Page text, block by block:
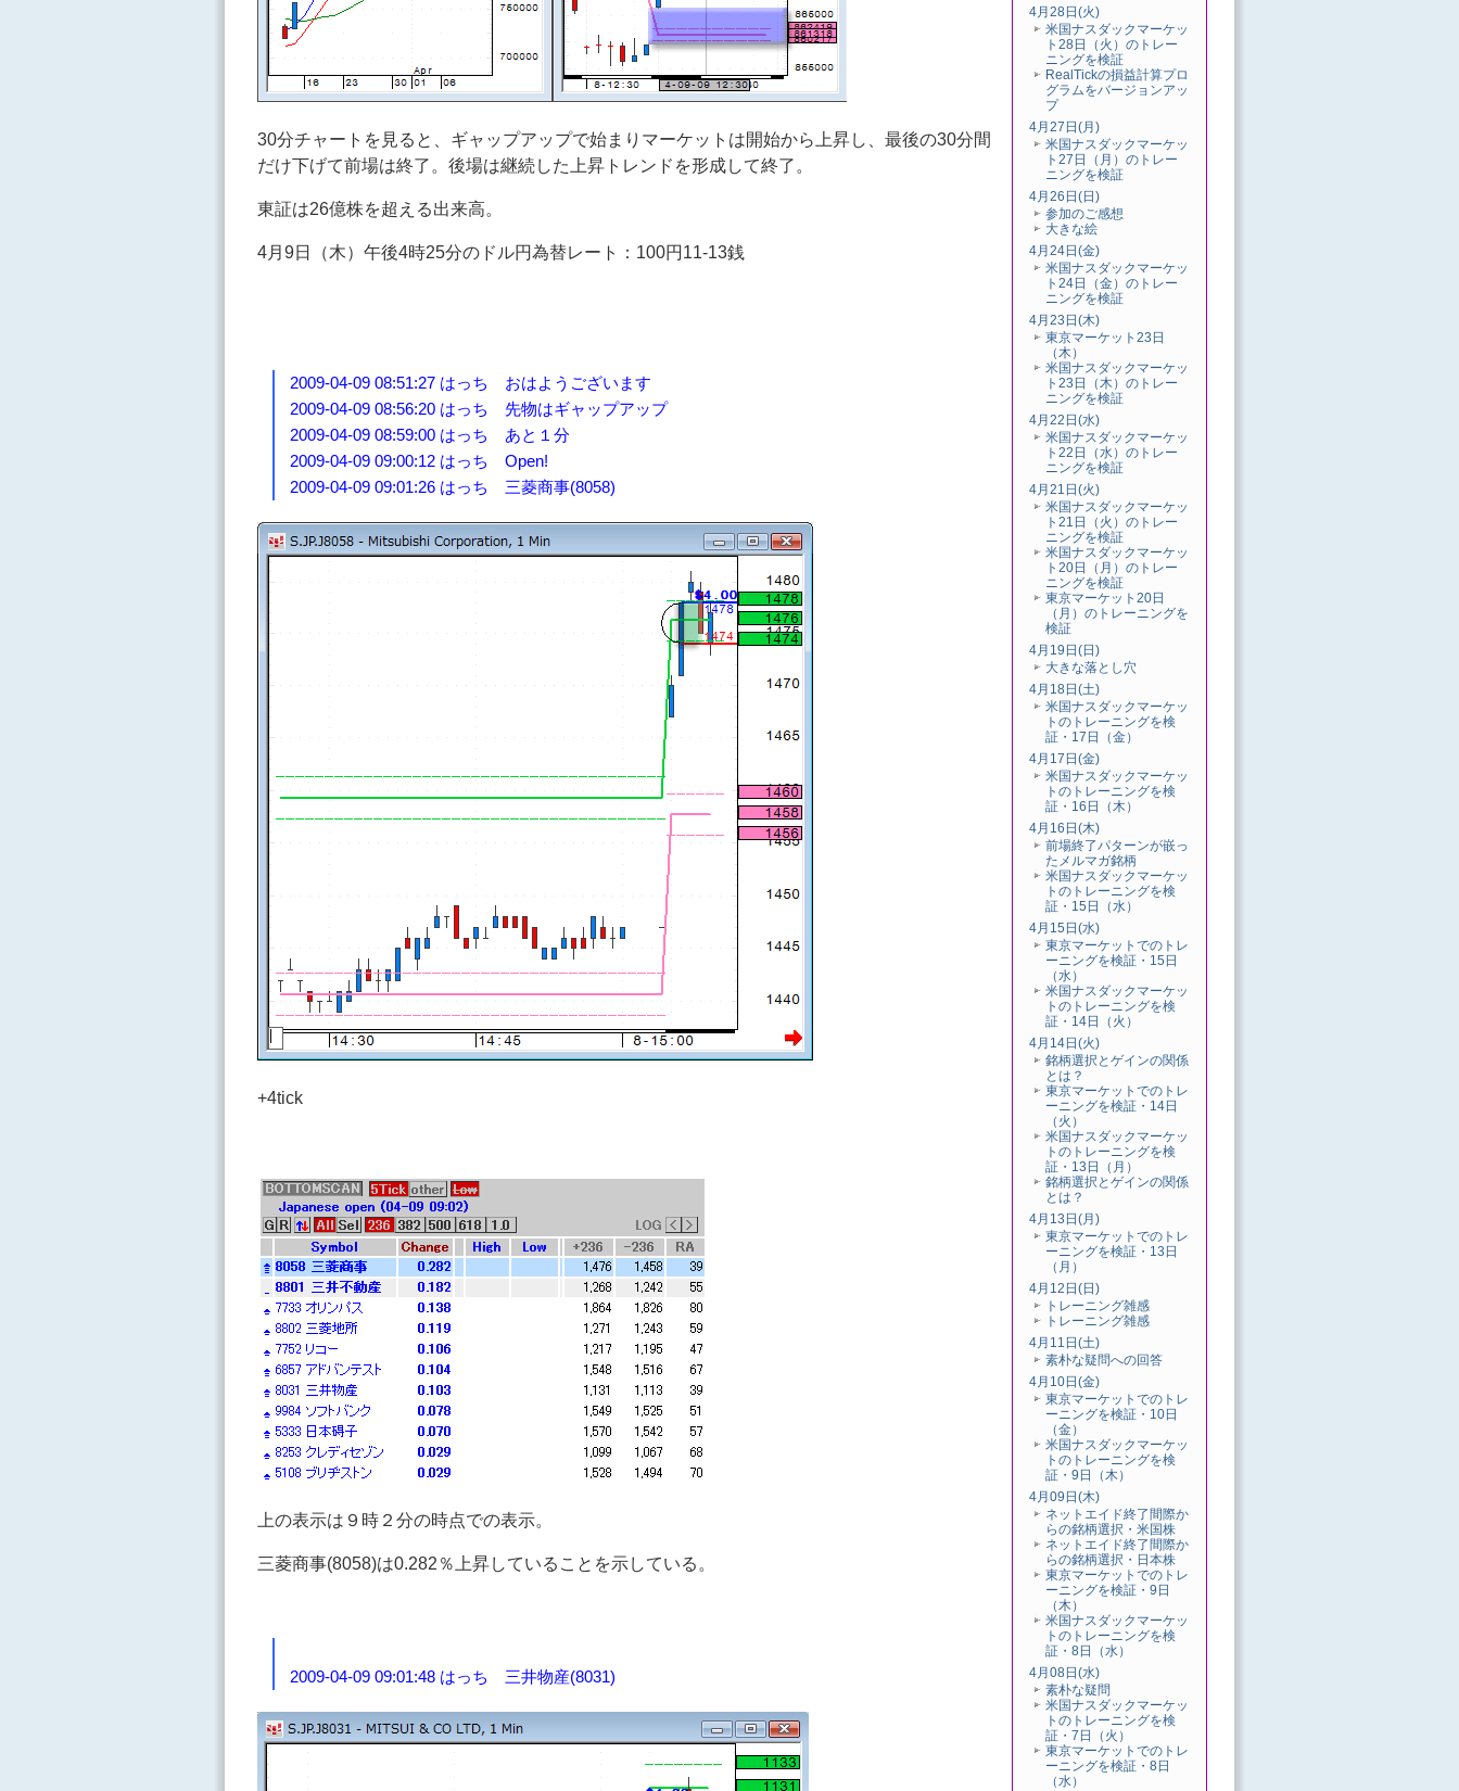
30分チャートを見ると、ギャップアップで始まりマーケットは開始から上昇し、最後の30分間
だけ下げて前場は終了。後場は継続した上昇トレンドを形成して終了。
東証は26億株を超える出来高。
4月9日（木）午後4時25分のドル円為替レート：100円11-13銭
2009-04-09 08:51:27 はっち おはようございます
2009-04-09 08:56:20 はっち 先物はギャップアップ
2009-04-09 08:59:00 はっち あと１分
2009-04-09 09:00:12 はっち Open!
2009-04-09 09:01:26 はっち 三菱商事(8058)
+4tick
上の表示は９時２分の時点での表示。
三菱商事(8058)は0.282％上昇していることを示している。
2009-04-09 09:01:48 はっち 三井物産(8031)
4月28日(火)
米国ナスダックマーケッ
ト28日（火）のトレー
ニングを検証
RealTickの損益計算プロ
グラムをバージョンアッ
プ
4月27日(月)
米国ナスダックマーケッ
ト27日（月）のトレー
ニングを検証
4月26日(日)
参加のご感想
大きな絵
4月24日(金)
米国ナスダックマーケッ
ト24日（金）のトレー
ニングを検証
4月23日(木)
東京マーケット23日
（木）
米国ナスダックマーケッ
ト23日（木）のトレー
ニングを検証
4月22日(水)
米国ナスダックマーケッ
ト22日（水）のトレー
ニングを検証
4月21日(火)
米国ナスダックマーケッ
ト21日（火）のトレー
ニングを検証
米国ナスダックマーケッ
ト20日（月）のトレー
ニングを検証
東京マーケット20日
（月）のトレーニングを
検証
4月19日(日)
大きな落とし穴
4月18日(土)
米国ナスダックマーケッ
トのトレーニングを検
証・17日（金）
4月17日(金)
米国ナスダックマーケッ
トのトレーニングを検
証・16日（木）
4月16日(木)
前場終了パターンが嵌っ
たメルマガ銘柄
米国ナスダックマーケッ
トのトレーニングを検
証・15日（水）
4月15日(水)
東京マーケットでのトレ
ーニングを検証・15日
（水）
米国ナスダックマーケッ
トのトレーニングを検
証・14日（火）
4月14日(火)
銘柄選択とゲインの関係
とは？
東京マーケットでのトレ
ーニングを検証・14日
（火）
米国ナスダックマーケッ
トのトレーニングを検
証・13日（月）
銘柄選択とゲインの関係
とは？
4月13日(月)
東京マーケットでのトレ
ーニングを検証・13日
（月）
4月12日(日)
トレーニング雑感
トレーニング雑感
4月11日(土)
素朴な疑問への回答
4月10日(金)
東京マーケットでのトレ
ーニングを検証・10日
（金）
米国ナスダックマーケッ
トのトレーニングを検
証・9日（木）
4月09日(木)
ネットエイド終了間際か
らの銘柄選択・米国株
ネットエイド終了間際か
らの銘柄選択・日本株
東京マーケットでのトレ
ーニングを検証・9日
（木）
米国ナスダックマーケッ
トのトレーニングを検
証・8日（水）
4月08日(水)
素朴な疑問
米国ナスダックマーケッ
トのトレーニングを検
証・7日（火）
東京マーケットでのトレ
ーニングを検証・8日
（水）